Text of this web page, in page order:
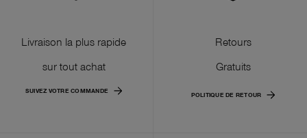
Livraison la plus rapide
sur tout achat
SUIVEZ VOTRE COMMANDE
Retours
Gratuits
POLITIQUE DE RETOUR